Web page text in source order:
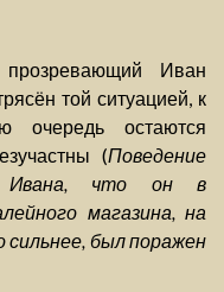
Иван
той ситуацией, к
очередь остаются
(Поведение
Ивана, что он в
магазина, на
сильнее, был поражен